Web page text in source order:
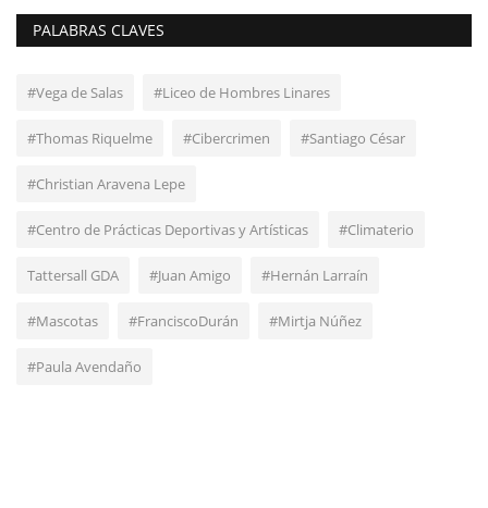
PALABRAS CLAVES
#Vega de Salas #Liceo de Hombres Linares
#Thomas Riquelme #Cibercrimen #Santiago César
#Christian Aravena Lepe
#Centro de Prácticas Deportivas y Artísticas #Climaterio
Tattersall GDA #Juan Amigo #Hernán Larraín
#Mascotas #FranciscoDurán #Mirtja Núñez
#Paula Avendaño